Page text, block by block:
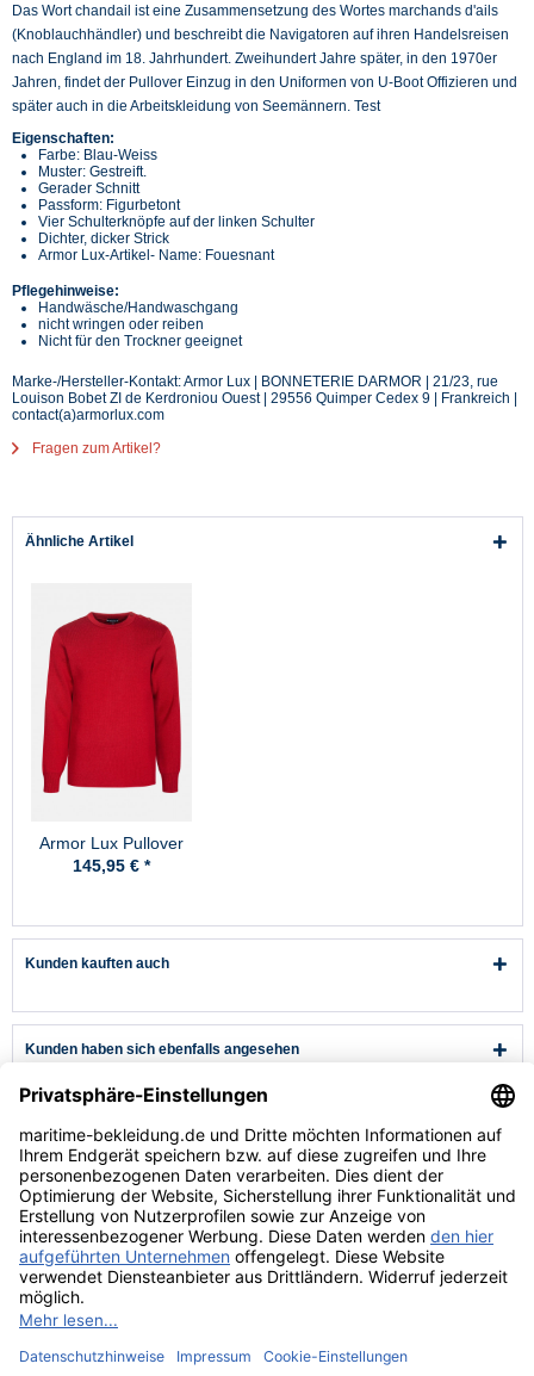
Das Wort chandail ist eine Zusammensetzung des Wortes marchands d'ails
(Knoblauchhändler) und beschreibt die Navigatoren auf ihren Handelsreisen
nach England im 18. Jahrhundert. Zweihundert Jahre später, in den 1970er
Jahren, findet der Pullover Einzug in den Uniformen von U-Boot Offizieren und
später auch in die Arbeitskleidung von Seemännern. Test
Eigenschaften:
Farbe: Blau-Weiss
Muster: Gestreift.
Gerader Schnitt
Passform: Figurbetont
Vier Schulterknöpfe auf der linken Schulter
Dichter, dicker Strick
Armor Lux-Artikel- Name: Fouesnant
Pflegehinweise:
Handwäsche/Handwaschgang
nicht wringen oder reiben
Nicht für den Trockner geeignet
Marke-/Hersteller-Kontakt: Armor Lux | BONNETERIE DARMOR | 21/23, rue
Louison Bobet ZI de Kerdroniou Ouest | 29556 Quimper Cedex 9 | Frankreich |
contact(a)armorlux.com
Fragen zum Artikel?
Ähnliche Artikel
Armor Lux Pullover
Herren Rot -
145,95 € *
Kunden kauften auch
Kunden haben sich ebenfalls angesehen
Kundenservice
Hilfe & Infos
Rechtliches
* Alle Preise verstehen sich inkl. Mehrwertsteuer und zzgl.Versandkosten